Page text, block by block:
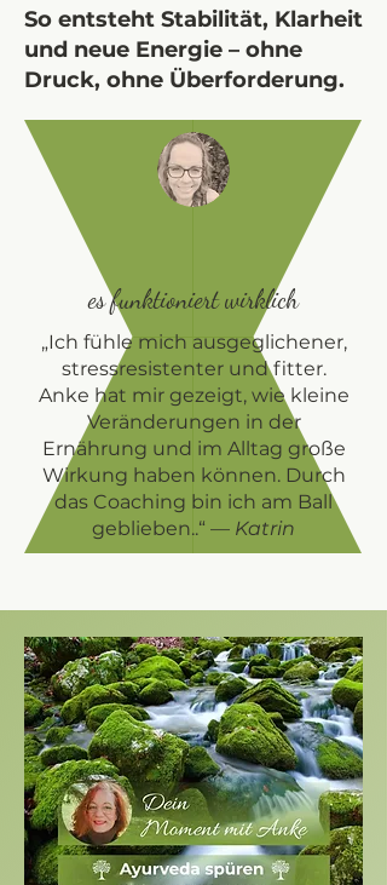
So entsteht Stabilität, Klarheit
und neue Energie – ohne
Druck, ohne Überforderung.
es funktioniert wirklich
„Ich fühle mich ausgeglichener,
stressresistenter und fitter.
Anke hat mir gezeigt, wie kleine
Veränderungen in der
Ernährung und im Alltag große
Wirkung haben können. Durch
das Coaching bin ich am Ball
geblieben..“ — Katrin